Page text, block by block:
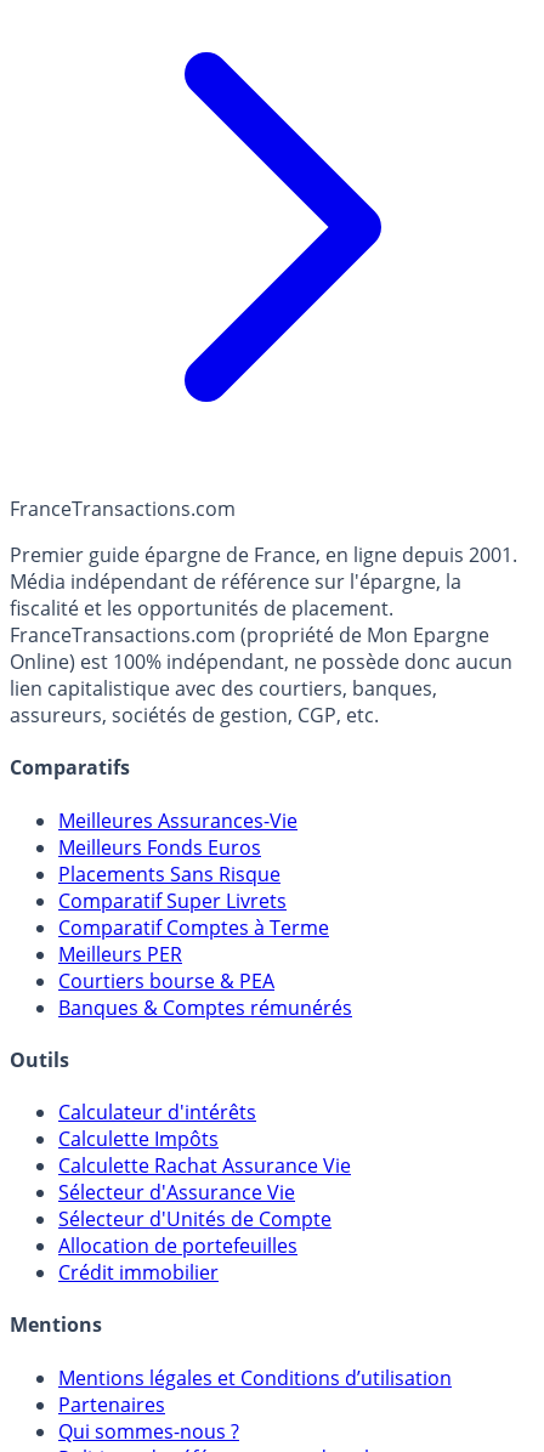
FranceTransactions.com
Premier guide épargne de France, en ligne depuis 2001.
Média indépendant de référence sur l'épargne, la
fiscalité et les opportunités de placement.
FranceTransactions.com (propriété de Mon Epargne
Online) est 100% indépendant, ne possède donc aucun
lien capitalistique avec des courtiers, banques,
assureurs, sociétés de gestion, CGP, etc.
Comparatifs
Meilleures Assurances-Vie
Meilleurs Fonds Euros
Placements Sans Risque
Comparatif Super Livrets
Comparatif Comptes à Terme
Meilleurs PER
Courtiers bourse & PEA
Banques & Comptes rémunérés
Outils
Calculateur d'intérêts
Calculette Impôts
Calculette Rachat Assurance Vie
Sélecteur d'Assurance Vie
Sélecteur d'Unités de Compte
Allocation de portefeuilles
Crédit immobilier
Mentions
Mentions légales et Conditions d’utilisation
Partenaires
Qui sommes-nous ?